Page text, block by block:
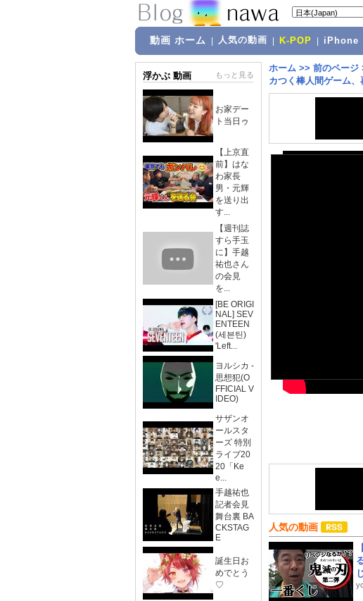
動画 ホーム 人気の動画 K-POP iPhone
浮かぶ 動画 もっと見る
お家デー
ト当日ゥ
【上京直
前】はな
わ家長
男・元輝
を送り出
す...
【週刊誌
すら手玉
に】手越
祐也さん
の会見
を...
[BE ORIGI
NAL] SEV
ENTEEN
(세븐틴)
'Left...
ヨルシカ -
思想犯(O
FFICIAL V
IDEO)
サザンオ
ールスタ
ーズ 特別
ライブ20
20「Ke
e...
手越祐也
記者会見
舞台裏 BA
CKSTAG
E
誕生日お
めでとう
♡
ホーム >> 前のページ
カつく棒人間ゲーム
人気の動画